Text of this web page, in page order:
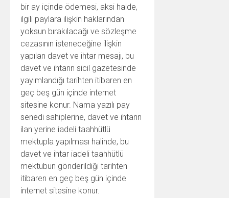
bir ay içinde ödemesi, aksi halde,
ilgili paylara ilişkin haklarından
yoksun bırakılacağı ve sözleşme
cezasının isteneceğine ilişkin
yapılan davet ve ihtar mesajı, bu
davet ve ihtarın sicil gazetesinde
yayımlandığı tarihten itibaren en
geç beş gün içinde internet
sitesine konur. Nama yazılı pay
senedi sahiplerine, davet ve ihtarın
ilan yerine iadeli taahhütlü
mektupla yapılması halinde, bu
davet ve ihtar iadeli taahhütlü
mektubun gönderildiği tarihten
itibaren en geç beş gün içinde
internet sitesine konur.